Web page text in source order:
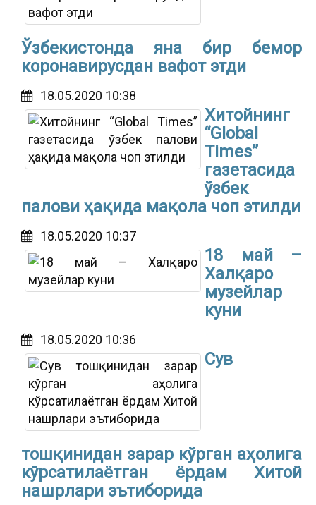
Ўзбекистонда яна бир бемор
коронавирусдан вафот этди
18.05.2020 10:38
Хитойнинг
“Global
Times”
газетасида
ўзбек
палови ҳақида мақола чоп этилди
18.05.2020 10:37
18 май –
Халқаро
музейлар
куни
18.05.2020 10:36
Сув
тошқинидан зарар кўрган аҳолига
кўрсатилаётган ёрдам Хитой
нашрлари эътиборида